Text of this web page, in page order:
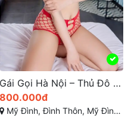
Pé Miu – Bom sex tại Đan Phượng: Xinh Duyên Yêu Kiều, Tuyệt phẩm của tạo hóa, mê ngay từ cái nhìn đầu tiên
400.000đ
Thị trấn Phùng, Đan Phượng, Hà Nội